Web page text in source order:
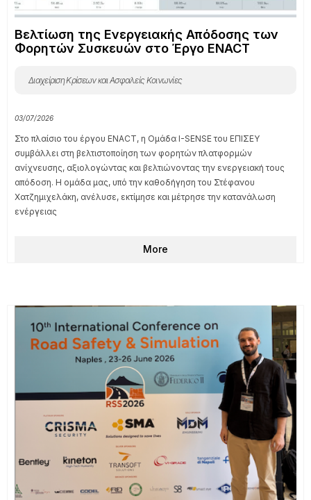
Βελτίωση της Ενεργειακής Απόδοσης των
Φορητών Συσκευών στο Έργο ENACT
Διαχείριση Κρίσεων και Ασφαλείς Κοινωνίες
03/07/2026
Στο πλαίσιο του έργου ENACT, η Ομάδα I-SENSE του ΕΠΙΣΕΥ
συμβάλλει στη βελτιστοποίηση των φορητών πλατφορμών
ανίχνευσης, αξιολογώντας και βελτιώνοντας την ενεργειακή τους
απόδοση. Η ομάδα μας, υπό την καθοδήγηση του Στέφανου
Χατζημιχελάκη, ανέλυσε, εκτίμησε και μέτρησε την κατανάλωση
ενέργειας
More